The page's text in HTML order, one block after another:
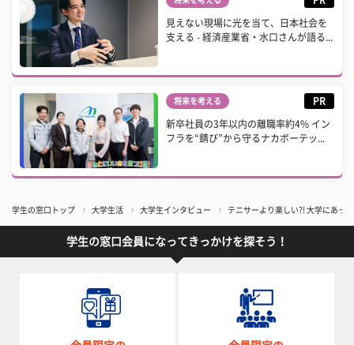
見えない現場に光を当て、日本社会を
支える - 経済産業省・水口さんが語る...
将来を考える PR
新卒社員の3年以内の離職率約4% イン
フラを“錆び”から守るナカボーテッ...
学生の窓口トップ 大学生活 大学生インタビュー テニサーより楽しい?! 大学にあっ
学生の窓口会員になってきっかけを探そう！